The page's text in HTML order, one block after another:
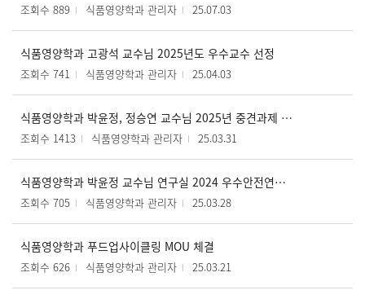
조회수 889 식품영양학과 관리자 25.07.03
식품영양학과 고광석 교수님 2025년도 우수교수 선정
조회수 741 식품영양학과 관리자 25.04.03
식품영양학과 박윤정, 정승연 교수님 2025년 중견과제 선정
조회수 1413 식품영양학과 관리자 25.03.31
식품영양학과 박윤정 교수님 연구실 2024 우수안전연구실 선정
조회수 705 식품영양학과 관리자 25.03.28
식품영양학과 푸드업사이클링 MOU 체결
조회수 626 식품영양학과 관리자 25.03.21